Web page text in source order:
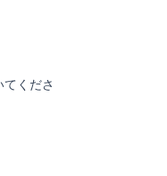
くださ